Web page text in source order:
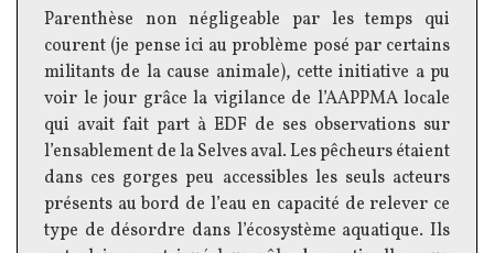
Parenthèse non négligeable par les temps qui
courent (je pense ici au problème posé par certains
militants de la cause animale), cette initiative a pu
voir le jour grâce la vigilance de l’AAPPMA locale
qui avait fait part à EDF de ses observations sur
l’ensablement de la Selves aval. Les pêcheurs étaient
dans ces gorges peu accessibles les seuls acteurs
présents au bord de l’eau en capacité de relever ce
type de désordre dans l’écosystème aquatique. Ils